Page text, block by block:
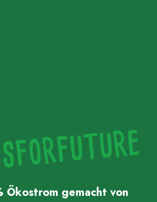
Ökostrom gemacht von